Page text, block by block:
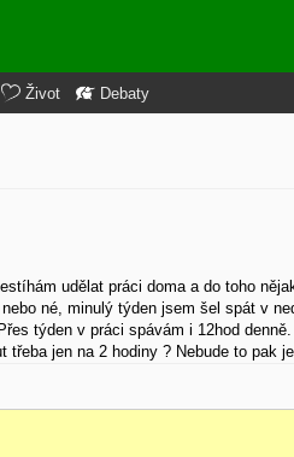
Život Debaty
udělat práci doma a do toho
né, minulý týden jsem šel spát v
týden v práci spávám i 12hod denně.
jen na 2 hodiny ? Nebude to pak